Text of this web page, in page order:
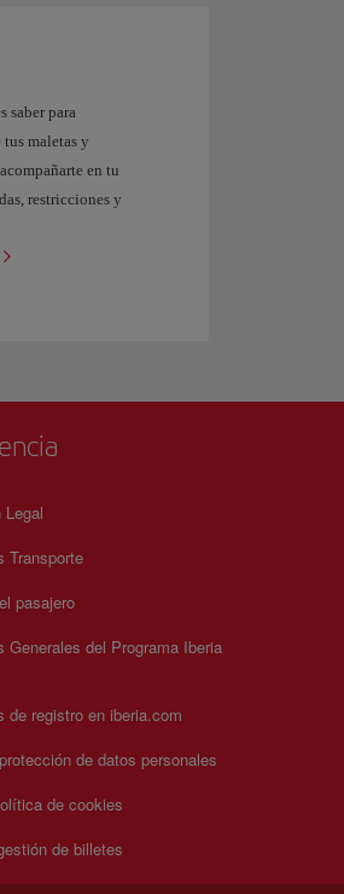
saber para
tus maletas y
en tu
restricciones y
Legal
Transporte
pasajero
Generales del Programa Iberia
de registro en iberia.com
de datos personales
de cookies
de billetes